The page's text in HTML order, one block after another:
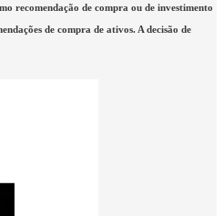
recomendação de compra ou de investimento
de compra de ativos. A decisão de